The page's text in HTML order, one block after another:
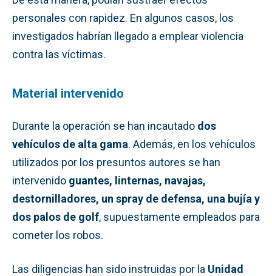
personales con rapidez. En algunos casos, los
investigados habrían llegado a emplear violencia
contra las víctimas.
Material intervenido
Durante la operación se han incautado dos
vehículos de alta gama. Además, en los vehículos
utilizados por los presuntos autores se han
intervenido guantes, linternas, navajas,
destornilladores, un spray de defensa, una bujía y
dos palos de golf, supuestamente empleados para
cometer los robos.
Las diligencias han sido instruidas por la Unidad